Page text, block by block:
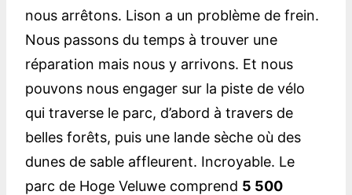
nous arrêtons. Lison a un problème de frein.
Nous passons du temps à trouver une
réparation mais nous y arrivons. Et nous
pouvons nous engager sur la piste de vélo
qui traverse le parc, d’abord à travers de
belles forêts, puis une lande sèche où des
dunes de sable affleurent. Incroyable. Le
parc de Hoge Veluwe comprend 5 500